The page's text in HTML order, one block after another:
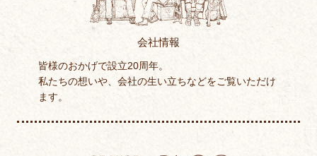
会社情報
皆様のおかげで設立20周年。
私たちの想いや、会社の生い立ちなどをご覧いただけ
ます。